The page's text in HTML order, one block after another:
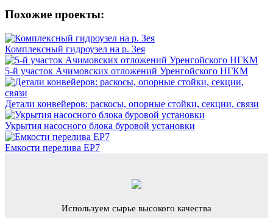
Похожие проекты:
Комплексный гидроузел на р. Зея
5-й участок Ачимовских отложений Уренгойского НГКМ
Детали конвейеров: раскосы, опорные стойки, секции, связи
Укрытия насосного блока буровой установки
Емкости перелива ЕР7
Используем сырье высокого качества